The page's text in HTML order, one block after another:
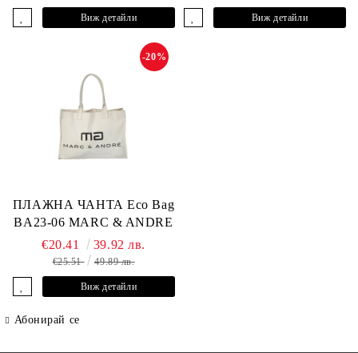
Виж детайли Виж детайли
ПЛАЖНА ЧАНТА Eco Bag
BA23-06 MARC & ANDRE
-20%
€20.41 39.92 лв.
€25.51 49.89 лв.
Виж детайли
Абонирай се